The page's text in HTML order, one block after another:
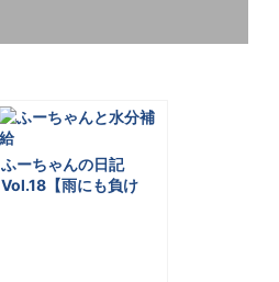
ふーちゃんの⽇記
Vol.18【⾬にも負け